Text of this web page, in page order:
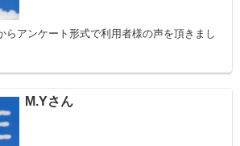
らアンケート形式で利用者様の声を頂きまし
M.Yさん